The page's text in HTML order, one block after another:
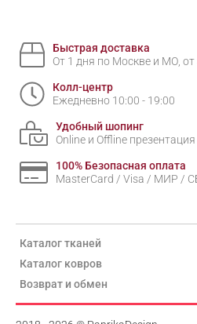
Быстрая доставка
От 1 дня по Москве и МО, от
Колл-центр
Ежедневно 10:00 - 19:00
Удобный шопинг
Online и Offline
100% Безопасная оплата
MasterCard / Visa / МИР /
Каталог тканей
Каталог ковров
Возврат и обмен